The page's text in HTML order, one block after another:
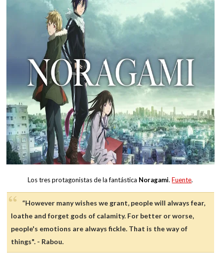
Los tres protagonistas de la fantástica Noragami.Fuente.
“However many wishes we grant, people will always fear,
loathe and forget gods of calamity. For better or worse,
people's emotions are always fickle. That is the way of
things". - Rabou.